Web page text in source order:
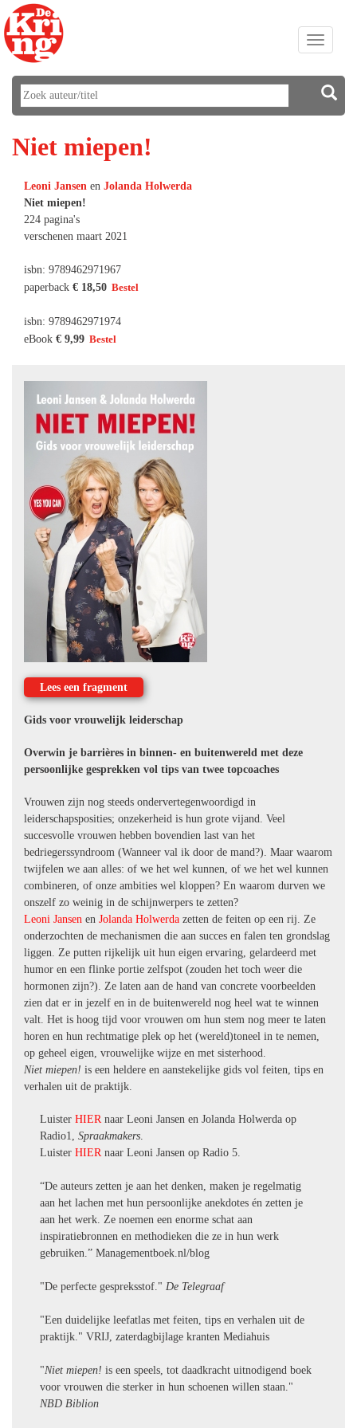
Toggle
Niet miepen!
Leoni Jansen en Jolanda Holwerda
Niet miepen!
224 pagina's
verschenen maart 2021
isbn: 9789462971967
paperback € 18,50
isbn: 9789462971974
eBook € 9,99
Lees een fragment
Gids voor vrouwelijk leiderschap
Overwin je barrières in binnen- en buitenwereld met deze
persoonlijke gesprekken vol tips van twee topcoaches
Vrouwen zijn nog steeds ondervertegenwoordigd in
leiderschapsposities; onzekerheid is hun grote vijand. Veel
succesvolle vrouwen hebben bovendien last van het
bedriegerssyndroom (Wanneer val ik door de mand?). Maar waarom
twijfelen we aan alles: of we het wel kunnen, of we het wel kunnen
combineren, of onze ambities wel kloppen? En waarom durven we
onszelf zo weinig in de schijnwerpers te zetten?
Leoni Jansen en Jolanda Holwerda zetten de feiten op een rij. Ze
onderzochten de mechanismen die aan succes en falen ten grondslag
liggen. Ze putten rijkelijk uit hun eigen ervaring, gelardeerd met
humor en een flinke portie zelfspot (zouden het toch weer die
hormonen zijn?). Ze laten aan de hand van concrete voorbeelden
zien dat er in jezelf en in de buitenwereld nog heel wat te winnen
valt. Het is hoog tijd voor vrouwen om hun stem nog meer te laten
horen en hun rechtmatige plek op het (wereld)toneel in te nemen,
op geheel eigen, vrouwelijke wijze en met sisterhood.
Niet miepen! is een heldere en aanstekelijke gids vol feiten, tips en
verhalen uit de praktijk.
Luister HIERnaar Leoni Jansen en Jolanda Holwerda op
Radio1, Spraakmakers.
Luister HIERnaar Leoni Jansen op Radio 5.
“De auteurs zetten je aan het denken, maken je regelmatig
aan het lachen met hun persoonlijke anekdotes én zetten je
aan het werk. Ze noemen een enorme schat aan
inspiratiebronnen en methodieken die ze in hun werk
gebruiken.” Managementboek.nl/blog
"De perfecte gespreksstof." De Telegraaf
"Een duidelijke leefatlas met feiten, tips en verhalen uit de
praktijk." VRIJ, zaterdagbijlage kranten Mediahuis
"Niet miepen! is een speels, tot daadkracht uitnodigend boek
voor vrouwen die sterker in hun schoenen willen staan."
NBD Biblion